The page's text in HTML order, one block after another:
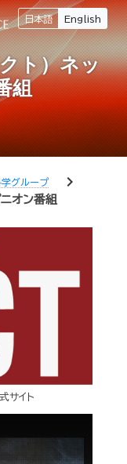
日本語 English
ト）ネッ
組
グループ chevron_right
オン番組
サイト